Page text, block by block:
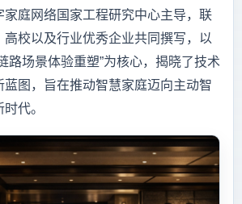
家庭网络国家工程研究中心主导，联
校以及行业优秀企业共同撰写，以
路场景体验重塑”为核心，揭晓了技术
蓝图，旨在推动智慧家庭迈向主动智
代。